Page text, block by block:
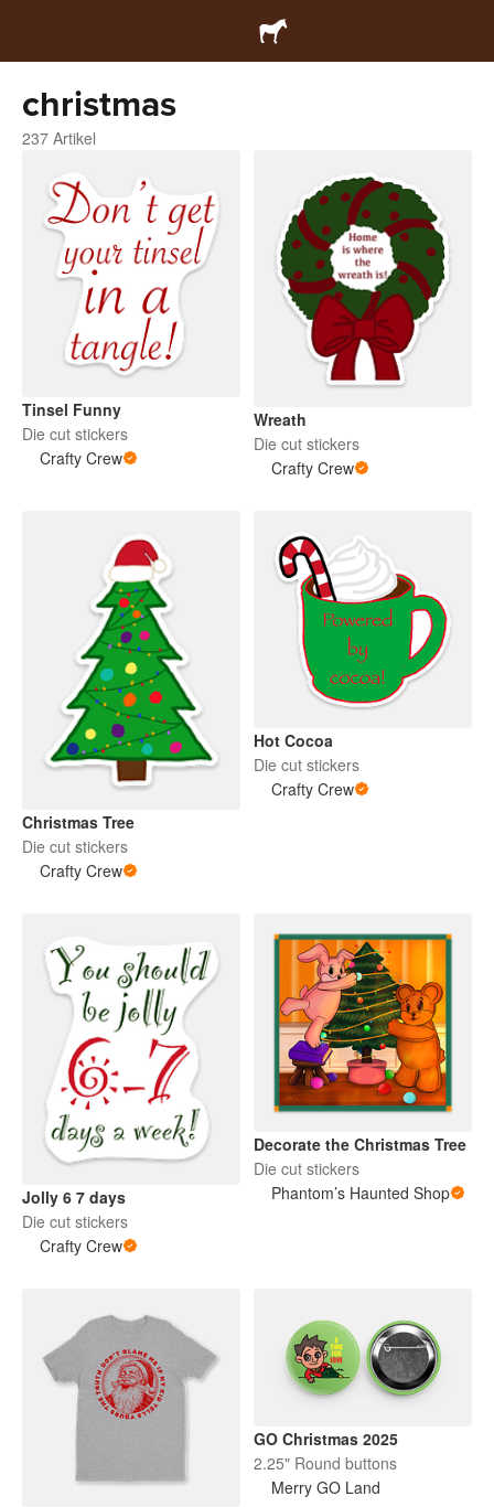
christmas
237 Artikel
Tinsel Funny
Die cut stickers
Crafty Crew
Wreath
Die cut stickers
Crafty Crew
Christmas Tree
Die cut stickers
Crafty Crew
Hot Cocoa
Die cut stickers
Crafty Crew
Jolly 6 7 days
Die cut stickers
Crafty Crew
Decorate the Christmas Tree
Die cut stickers
Phantom’s Haunted Shop
GO Christmas 2025
2.25" Round buttons
Merry GO Land